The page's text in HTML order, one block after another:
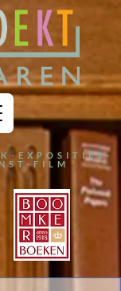
EXPOSITIES-
FILM